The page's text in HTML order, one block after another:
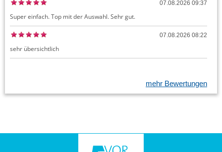
07.08.2026 09:37
Super einfach. Top mit der Auswahl. Sehr gut.
07.08.2026 08:22
sehr übersichtlich
mehr Bewertungen